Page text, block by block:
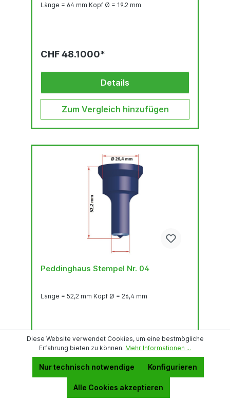
Länge = 64 mm Kopf Ø = 19,2 mm
CHF 48.1000*
Details
Zum Vergleich hinzufügen
Peddinghaus Stempel Nr. 04
Länge = 52,2 mm Kopf Ø = 26,4 mm
CHF 14.3000*
Details
Diese Website verwendet Cookies, um eine bestmögliche
Erfahrung bieten zu können. Mehr Informationen ...
Nur technisch notwendige Konfigurieren
Alle Cookies akzeptieren